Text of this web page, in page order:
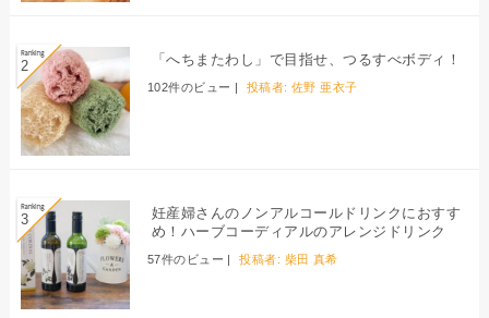
「へちまたわし」で目指せ、つるすべボディ！
102件のビュー | 投稿者:佐野 亜衣子
妊産婦さんのノンアルコールドリンクにおすす
め！ハーブコーディアルのアレンジドリンク
57件のビュー | 投稿者: 柴田 真希